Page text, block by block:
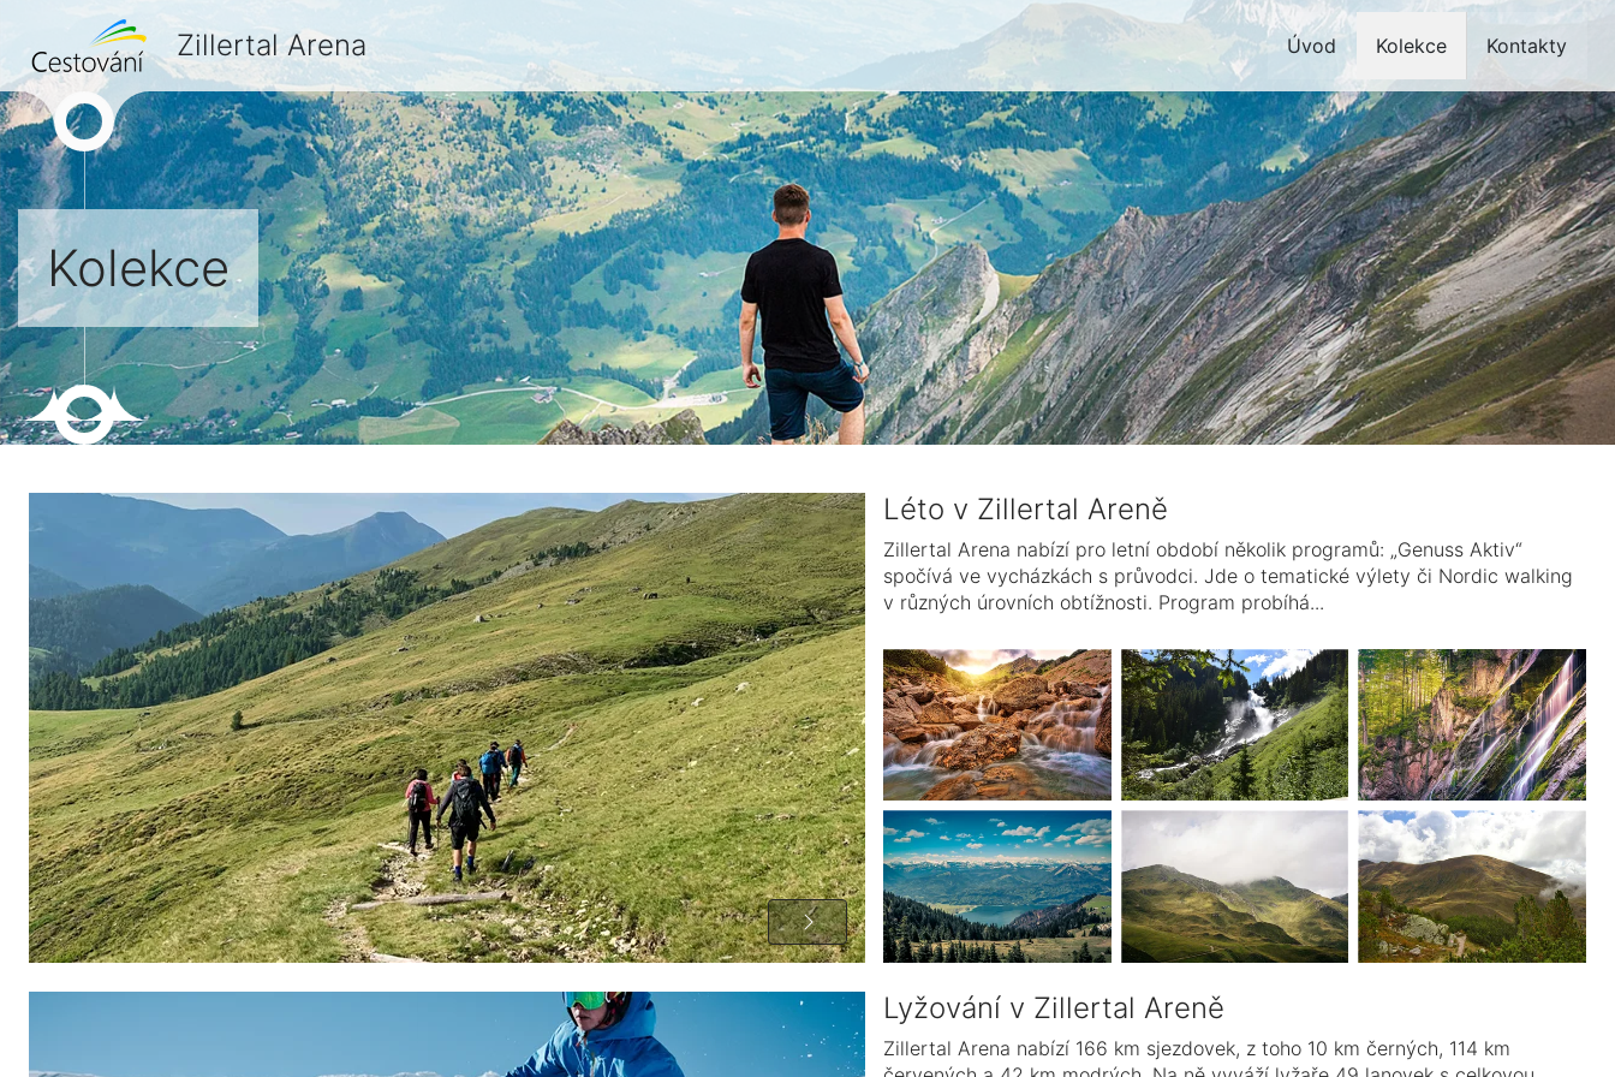
Zillertal Arena Úvod Kolekce Kontakty
Kolekce
Léto v Zillertal Areně
Zillertal Arena nabízí pro letní období několik programů: „Genuss Aktiv“
spočívá ve vycházkách s průvodci. Jde o tematické výlety či Nordic walking
v různých úrovních obtížnosti. Program probíhá...
Lyžování v Zillertal Areně
Zillertal Arena nabízí 166 km sjezdovek, z toho 10 km černých, 114 km